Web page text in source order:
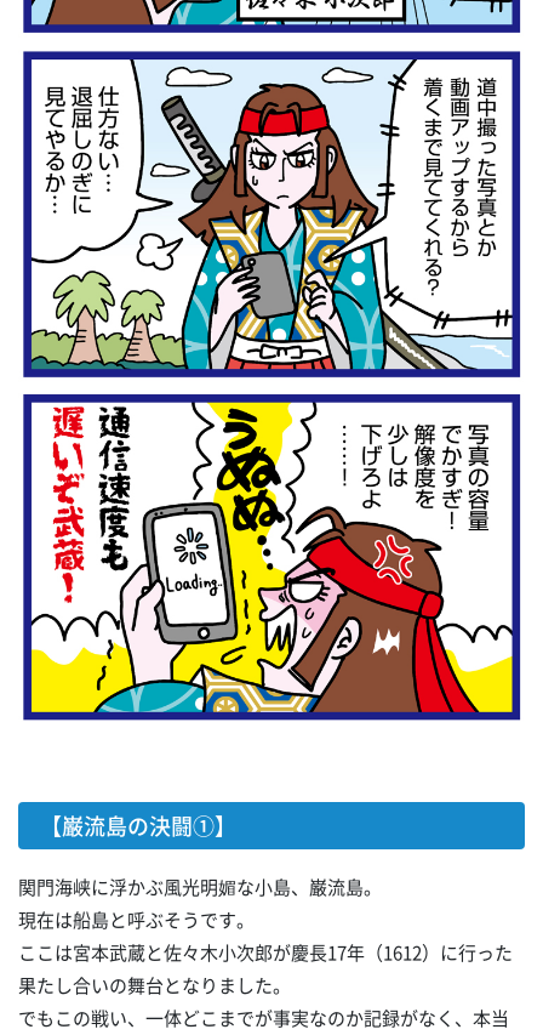
【巌流島の決闘①】
関門海峡に浮かぶ風光明媚な小島、巌流島。
現在は船島と呼ぶそうです。
ここは宮本武蔵と佐々木小次郎が慶長17年（1612）に行った
果たし合いの舞台となりました。
でもこの戦い、一体どこまでが事実なのか記録がなく、本当